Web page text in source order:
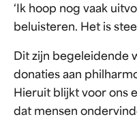
‘Ik hoop nog vaak
beluisteren. Het is
Dit zijn begeleidende
donaties aan
Hieruit blijkt voor ons
dat mensen